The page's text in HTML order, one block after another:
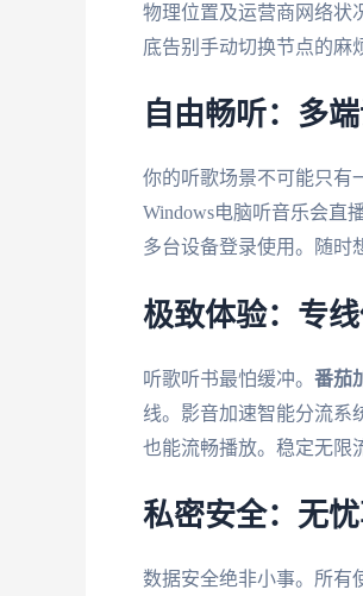
物理位置及运营商网络状
底告别手动切换节点的麻
自由畅听：多
你的听歌场景不可能只有
Windows电脑听音乐会直
多台设备登录使用。随时
极致体验：专
听歌听书最怕缓冲。 番茄
线。影音加速智能分流系
也能流畅播放。稳定无限
私密安全：无
数据安全绝非小事。所有